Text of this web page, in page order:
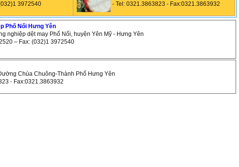
3972540
- Tel: 0321.3863823 - Fax:0321.3863932
Phố Nối Hưng Yên
nghiệp dệt may Phố Nối, huyện Yên Mỹ - Hưng Yên
– Fax: (032)1 3972540
Chùa Chuông-Thành Phố Hưng Yên
- Fax:0321.3863932